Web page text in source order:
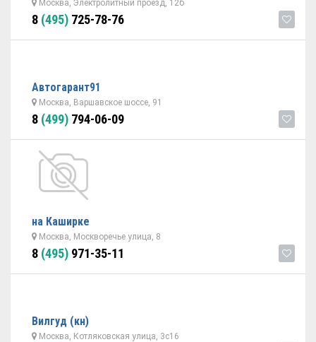
Москва, Электролитный проезд, 12б
8 (495) 725-78-76
Автогарант91
Москва, Варшавское шоссе, 91
8 (499) 794-06-09
на Каширке
Москва, Москворечье улица, 8
8 (495) 971-35-11
Вилгуд (кн)
Москва, Котляковская улица, 3с16